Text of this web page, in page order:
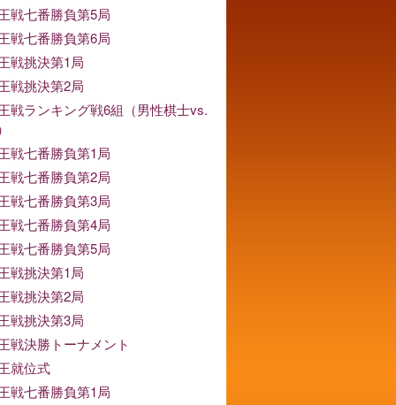
戦七番勝負第5局
戦七番勝負第6局
戦挑決第1局
戦挑決第2局
戦ランキング戦6組（男性棋士vs.
戦七番勝負第1局
戦七番勝負第2局
戦七番勝負第3局
戦七番勝負第4局
戦七番勝負第5局
戦挑決第1局
戦挑決第2局
戦挑決第3局
戦決勝トーナメント
就位式
戦七番勝負第1局